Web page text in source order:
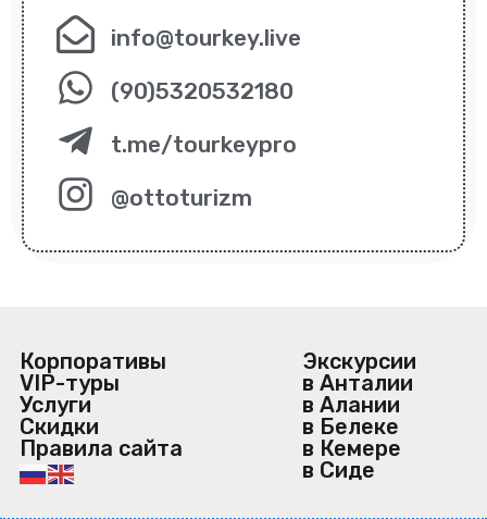
info@tourkey.live
(90)5320532180
t.me/tourkeypro
@ottoturizm
Экскурсии
в Анталии
в Алании
в Белеке
в Кемере
в Сиде
Корпоративы
VIP-туры
Услуги
Скидки
Правила сайта